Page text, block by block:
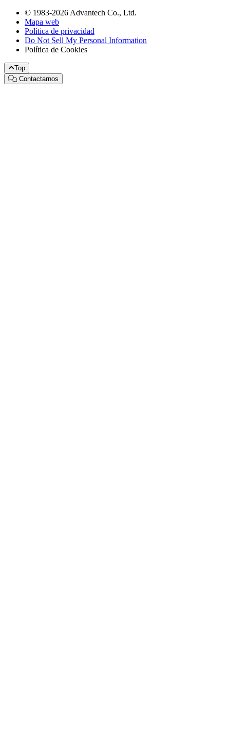
© 1983-2026 Advantech Co., Ltd.
Mapa web
Política de privacidad
Do Not Sell My Personal Information
Política de Cookies
Top
Contactarnos